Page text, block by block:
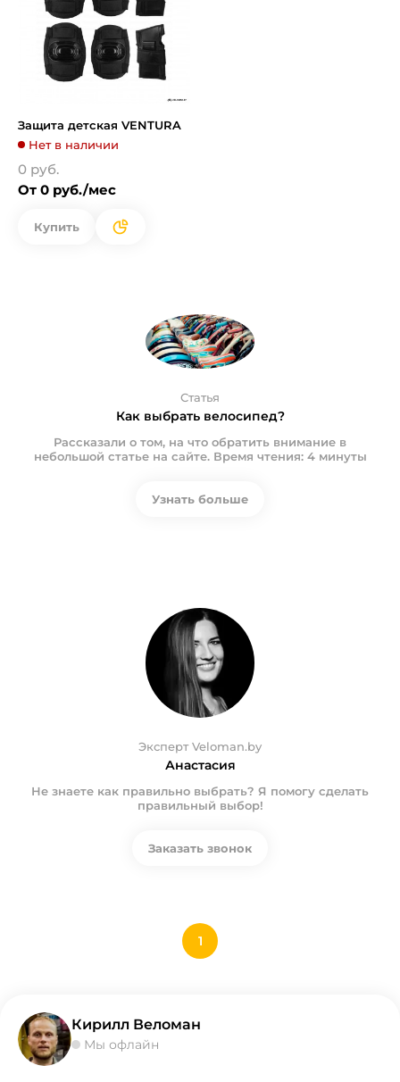
Защита детская VENTURA
Нет в наличии
0 руб.
От 0 руб./мес
Купить
Статья
Как выбрать велосипед?
Рассказали о том, на что обратить внимание в
небольшой статье на сайте. Время чтения: 4 минуты
Узнать больше
Эксперт Veloman.by
Анастасия
Не знаете как правильно выбрать? Я помогу сделать
правильный выбор!
Заказать звонок
1
Кирилл Веломан
Мы офлайн